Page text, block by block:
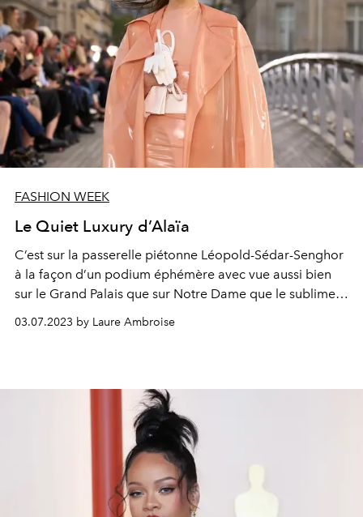
FASHION WEEK
Le Quiet Luxury d’Alaïa
C’est sur la passerelle piétonne Léopold-Sédar-Senghor
à la façon d’un podium éphémère avec vue aussi bien
sur le Grand Palais que sur Notre Dame que le sublime
défilé de Pieter Muller pour Alaïa a été présenté hier soir
03.07.2023 by Laure Ambroise